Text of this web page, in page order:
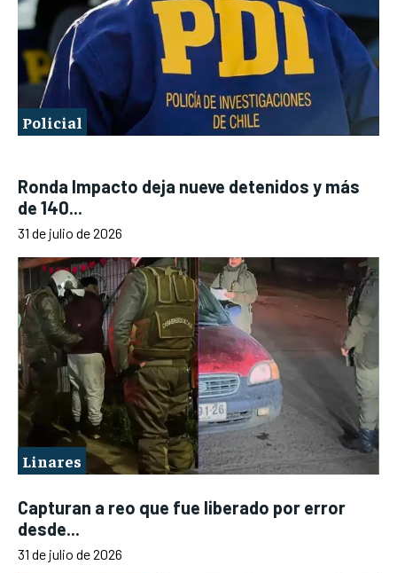
Policial
Ronda Impacto deja nueve detenidos y más
de 140...
31 de julio de 2026
Linares
Capturan a reo que fue liberado por error
desde...
31 de julio de 2026